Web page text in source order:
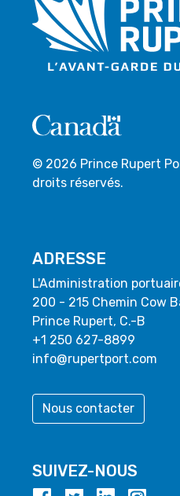
© 2026 Prince Rupert
droits réservés.
ADRESSE
L'Administration
200 - 215 Chemin Cow
Prince Rupert, C.-B
+1 250 627-8899
info@rupertport.com
Nous contacter
SUIVEZ-NOUS